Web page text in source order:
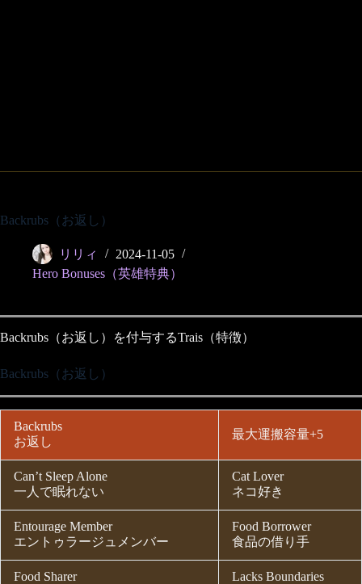
Backrubs（お返し）
リリィ
2024-11-05
Hero Bonuses（英雄特典）
Backrubs（お返し）を付与するTrais（特徴）
Backrubs（お返し）
Backrubs
お返し
最大運搬容量+5
Can’t Sleep Alone
一人で眠れない
Cat Lover
ネコ好き
Entourage Member
エントゥラージュメンバー
Food Borrower
食品の借り手
Food Sharer
Lacks Boundaries